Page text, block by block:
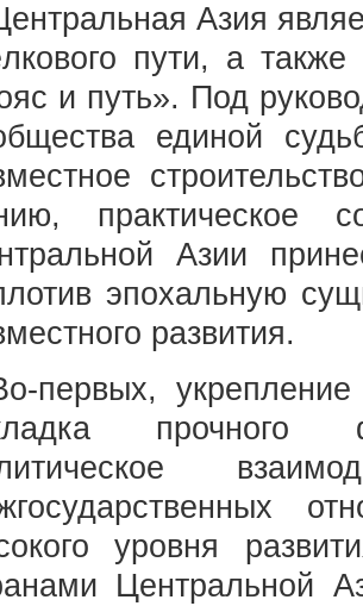
Азия
пути, а
и путь». Под
единой
практическое
Азии
эпохальную
развития.
первых,
прочного
уровня
Центральной